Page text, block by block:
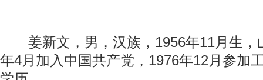
姜新文，男，汉族，1956年11月生，
年4月加入中国共产党，1976年12月参加